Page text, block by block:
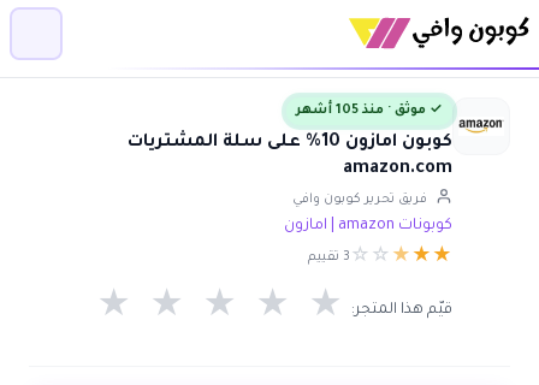
✓ موثق · منذ 105 أشهر
كوبون امازون 10% على سلة المشتريات
amazon.com
فريق تحرير كوبون وافي
كوبونات amazon | امازون
★
★
★
☆
☆ 3 تقييم
قيّم هذا المتجر: ★ ★ ★ ★ ★